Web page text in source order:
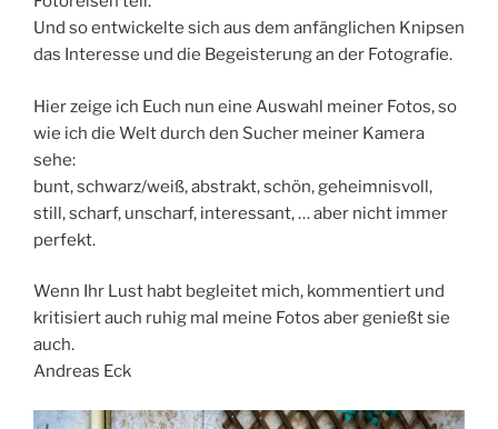
Und so entwickelte sich aus dem anfänglichen Knipsen
das Interesse und die Begeisterung an der Fotografie.
Hier zeige ich Euch nun eine Auswahl meiner Fotos, so
wie ich die Welt durch den Sucher meiner Kamera
sehe:
bunt, schwarz/weiß, abstrakt, schön, geheimnisvoll,
still, scharf, unscharf, interessant, … aber nicht immer
perfekt.
Wenn Ihr Lust habt begleitet mich, kommentiert und
kritisiert auch ruhig mal meine Fotos aber genießt sie
auch.
Andreas Eck